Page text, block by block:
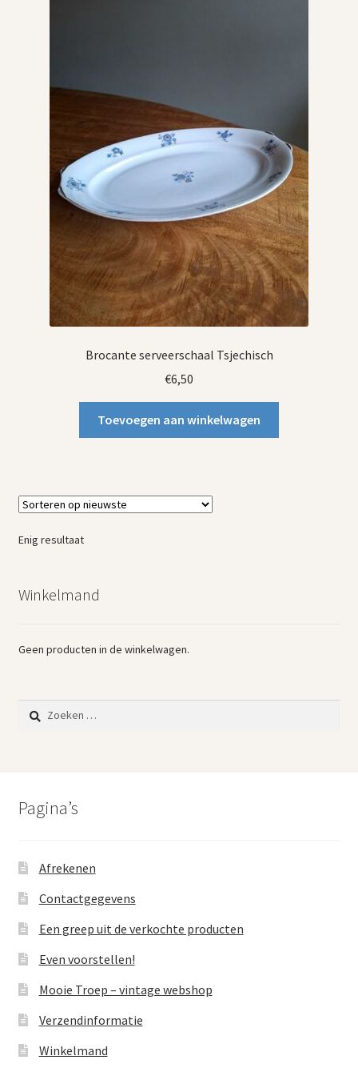
Brocante serveerschaal Tsjechisch
€6,50
Toevoegen aan winkelwagen
Enig resultaat
Winkelmand
Geen producten in de winkelwagen.
Zoeken
naar:
Pagina’s
Afrekenen
Contactgegevens
Een greep uit de verkochte producten
Even voorstellen!
Mooie Troep – vintage webshop
Verzendinformatie
Winkelmand